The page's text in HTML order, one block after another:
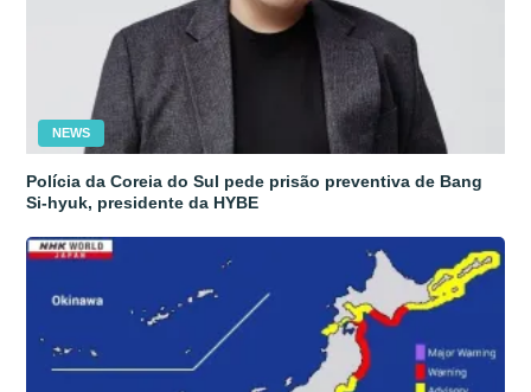
NEWS
Polícia da Coreia do Sul pede prisão preventiva de Bang
Si-hyuk, presidente da HYBE